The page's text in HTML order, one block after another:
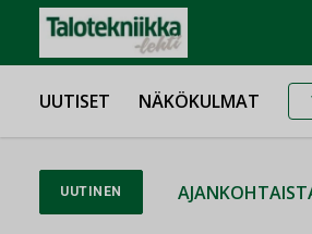
UUTISET NÄKÖKULMAT
UUTINEN